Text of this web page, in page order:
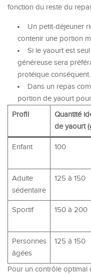
fonction du reste du
Un petit-déjeuner
contenir une portion
Si le yaourt est
généreuse sera
protéique conséquent.
Dans un repas
portion de yaourt
Profil
Quantité
de yaourt
Enfant 100
Adulte
sédentaire
125 à 150
Sportif 150 à 200
Personnes
âgées
125 à 150
Pour un contrôle optimal